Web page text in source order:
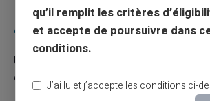
Articles récents
Une carte bancaire gratuite sans
existe ?
qu’il remplit les critères
et accepte de poursuivre dans
conditions.
J’ai lu et j’accepte les conditions ci-